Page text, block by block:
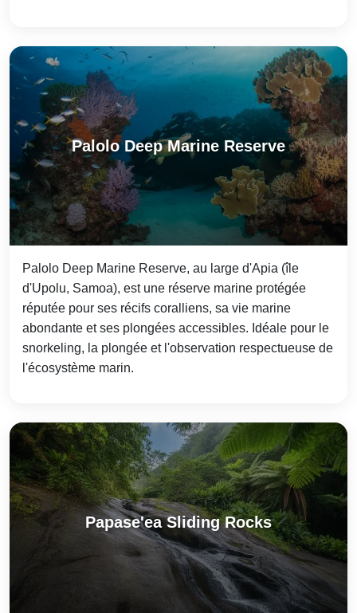
Palolo Deep Marine Reserve
Palolo Deep Marine Reserve, au large d'Apia (île
d'Upolu, Samoa), est une réserve marine protégée
réputée pour ses récifs coralliens, sa vie marine
abondante et ses plongées accessibles. Idéale pour le
snorkeling, la plongée et l'observation respectueuse de
l'écosystème marin.
Papase'ea Sliding Rocks